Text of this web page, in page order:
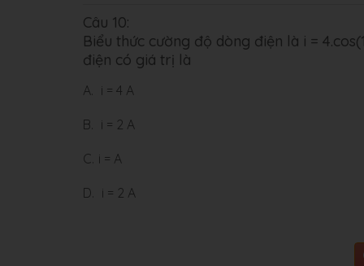
Câu 10:
Biểu thức cường độ dòng điện là i =
điện có giá trị là
A. i = 4 A
B. i = 2 A
C. i = A
D. i = 2 A